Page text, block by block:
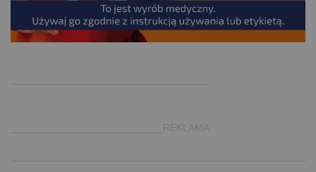
___________________________REKLAMA